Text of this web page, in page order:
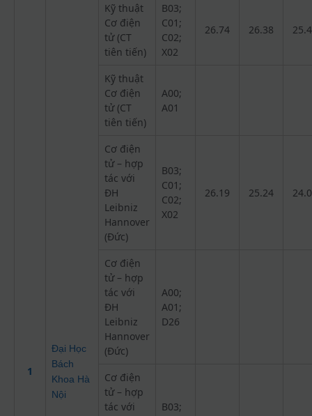
1
Đại Học
Bách
Khoa Hà
Nội
Kỹ thuật
Cơ điện
tử (CT
tiên tiến)
B03;
C01;
C02;
X02
26.74 26.38
Kỹ thuật
Cơ điện
tử (CT
tiên tiến)
A00;
A01
Cơ điện
tử – hợp
tác với
ĐH
Leibniz
Hannover
(Đức)
B03;
C01;
C02;
X02
26.19 25.24
Cơ điện
tử – hợp
tác với
ĐH
Leibniz
Hannover
(Đức)
A00;
A01;
D26
Cơ điện
tử – hợp
tác với
B03;